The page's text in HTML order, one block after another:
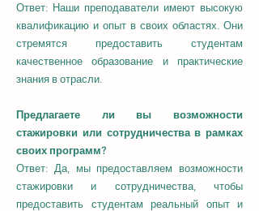
Ответ: Наши преподаватели имеют высокую
квалификацию и опыт в своих областях. Они
стремятся предоставить студентам
качественное образование и практические
знания в отрасли.
Предлагаете ли вы возможности
стажировки или сотрудничества в рамках
своих программ?
Ответ: Да, мы предоставляем возможности
стажировки и сотрудничества, чтобы
предоставить студентам реальный опыт и